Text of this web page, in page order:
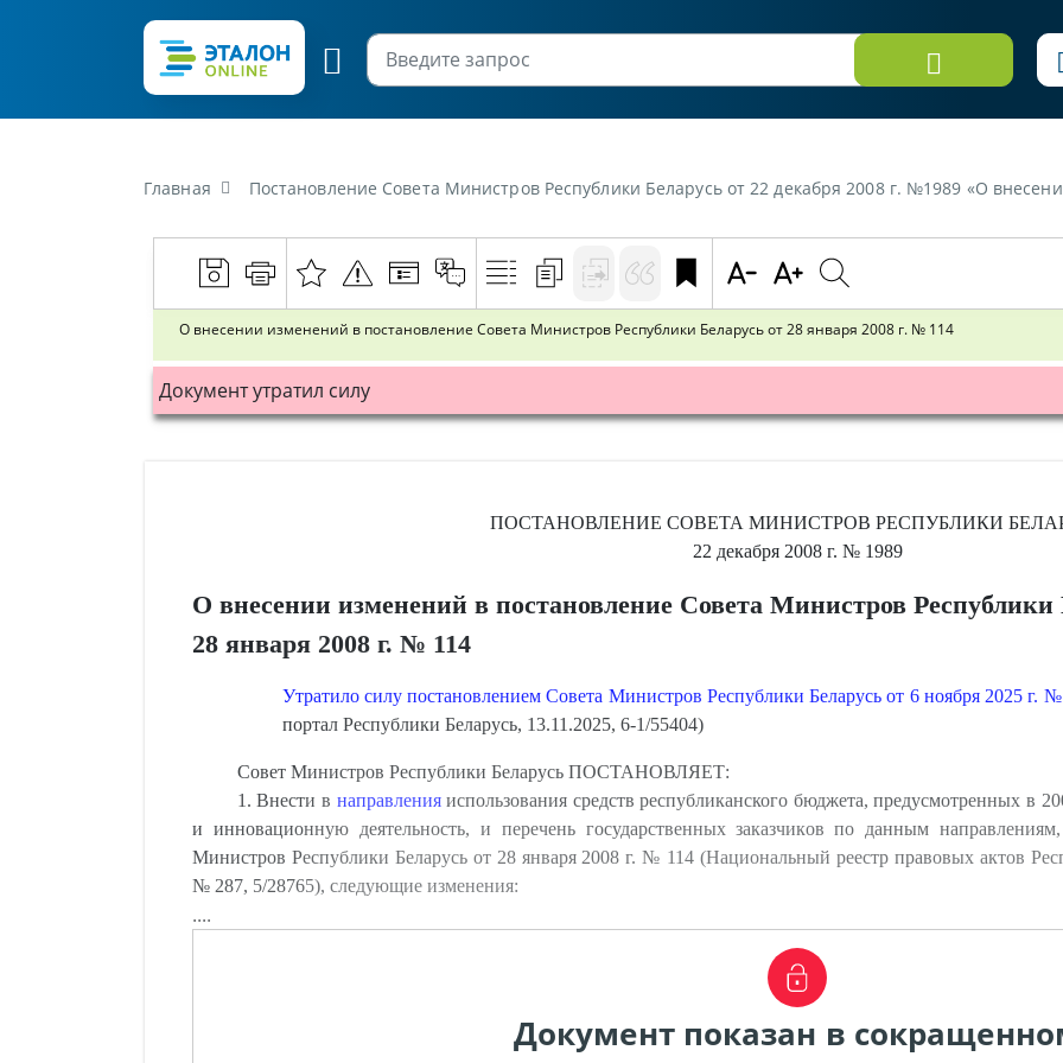
Главная Постановление Совета Министров Республики Беларусь от 22 декабря 2008 г. №1989 «О внесении изменений в постановление
О внесении изменений в постановление Совета Министров Республики Беларусь от 28 января 2008 г. № 114
Документ утратил силу
ПОСТАНОВЛЕНИЕ СОВЕТА МИНИСТРОВ РЕСПУБЛИКИ
22 декабря 2008 г. № 1989
О внесении изменений в постановление Совета Министров Республики
28 января 2008 г. № 114
Утратило силу постановлением Совета Министров Республики Беларусь от 6 ноября 2025 г.
портал Республики Беларусь, 13.11.2025, 6-1/55404)
Совет Министров Республики Беларусь ПОСТАНОВЛЯЕТ:
1. Внести в направленияиспользования средств республиканского бюджета, предусмотренных в
и инновационную деятельность, и перечень государственных заказчиков по данным
Министров Республики Беларусь от 28 января 2008 г. № 114 (Национальный реестр правовых актов
№ 287, 5/28765), следующие изменения:
....
Документ показан в